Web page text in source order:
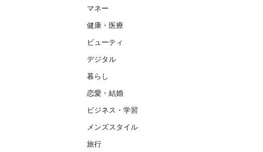
マネー
健康・医療
ビューティ
デジタル
暮らし
恋愛・結婚
ビジネス・学習
メンズスタイル
旅行